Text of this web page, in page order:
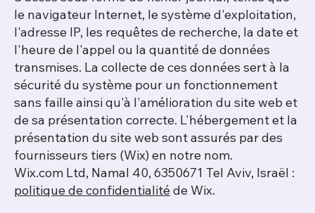
le navigateur Internet, le système d'exploitation,
l'adresse IP, les requêtes de recherche, la date et
l'heure de l'appel ou la quantité de données
transmises. La collecte de ces données sert à la
sécurité du système pour un fonctionnement
sans faille ainsi qu'à l'amélioration du site web et
de sa présentation correcte. L'hébergement et la
présentation du site web sont assurés par des
fournisseurs tiers (Wix) en notre nom.
Wix.com Ltd, Namal 40, 6350671 Tel Aviv, Israël :
politique de confidentialitéde Wix.